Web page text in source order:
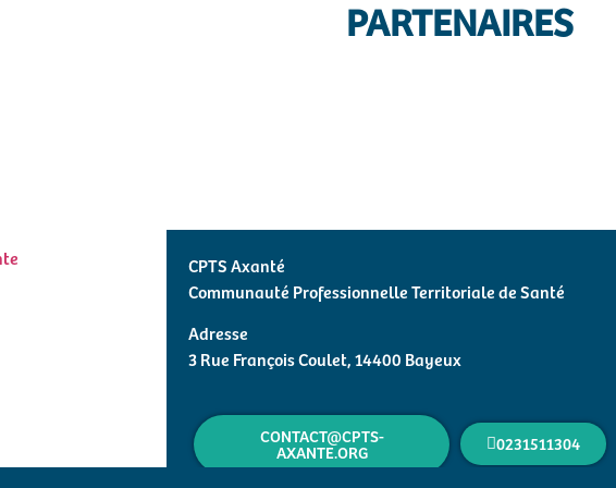
PARTENAIRES
CPTS Axanté
Communauté Professionnelle Territoriale de Santé
Adresse
3 Rue François Coulet, 14400 Bayeux
CONTACT@CPTS-
AXANTE.ORG 0231511304